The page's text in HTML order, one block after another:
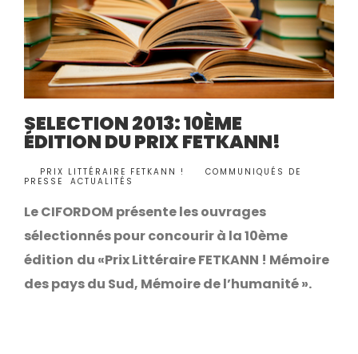
SELECTION 2013: 10ÈME
ÉDITION DU PRIX FETKANN!
PRIX LITTÉRAIRE FETKANN !
COMMUNIQUÉS DE
PRESSE
ACTUALITÉS
Le CIFORDOM présente les ouvrages
sélectionnés pour concourir à la 10ème
édition du «Prix Littéraire FETKANN ! Mémoire
des pays du Sud, Mémoire de l’humanité ».